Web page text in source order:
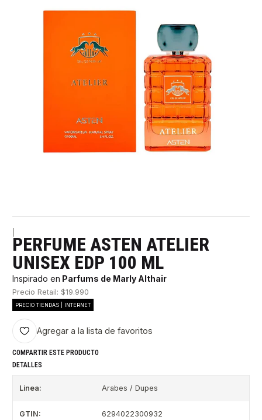
PERFUME ASTEN ATELIER
UNISEX EDP 100 ML
Inspirado en Parfums de Marly Althair
Precio Retail: $19.990
PRECIO TIENDAS | INTERNET
Agregar a la lista de favoritos
COMPARTIR ESTE PRODUCTO
DETALLES
Linea: Arabes / Dupes
GTIN: 6294022300932